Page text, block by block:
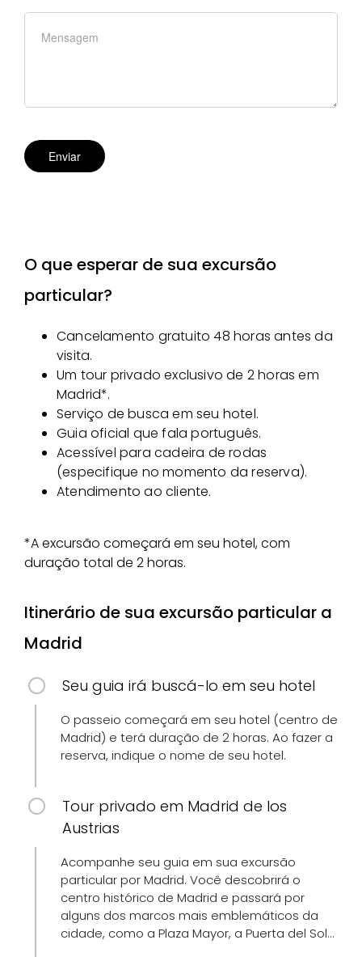
O que esperar de sua excursão
particular?
Cancelamento gratuito 48 horas antes da
visita.
Um tour privado exclusivo de 2 horas em
Madrid*.
Serviço de busca em seu hotel.
Guia oficial que fala português.
Acessível para cadeira de rodas
(especifique no momento da reserva).
Atendimento ao cliente.
*A excursão começará em seu hotel, com
duração total de 2 horas.
Itinerário de sua excursão particular a
Madrid
Seu guia irá buscá-lo em seu hotel
O passeio começará em seu hotel (centro de
Madrid) e terá duração de 2 horas. Ao fazer a
reserva, indique o nome de seu hotel.
Tour privado em Madrid de los
Austrias
Acompanhe seu guia em sua excursão
particular por Madrid. Você descobrirá o
centro histórico de Madrid e passará por
alguns dos marcos mais emblemáticos da
cidade, como a Plaza Mayor, a Puerta del Sol…